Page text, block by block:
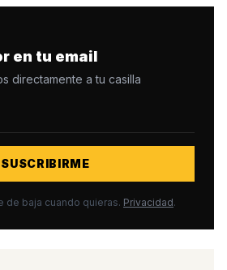
con Vista Total
— Las Escalinatas Más
y Rincones con Onda
Pau — El Modernismo Olvidado
Bohemio por Excelencia
en tu email
directamente a tu casilla
SUSCRIBIRME
de baja cuando quieras. Privacidad.